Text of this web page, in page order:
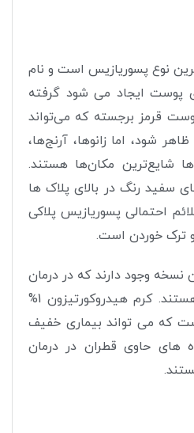
نوع پسوریازیس است و نام
پوست ایجاد می شود گرفته
قرمز برجسته که می‌تواند
شود، اما زانوها، آرنج‌ها،
شایع‌ترین مکان‌ها هستند.
سفید رنگ در بالای پلاک ها
احتمالی پسوریازیس پلاکی
ترک خوردن است.
نسخه وجود دارند که در درمان
پسوریازیس پلاکی موثر هستند. کرم هیدروکورتیزون 1%
که می تواند بیماری خفیف
های حاوی قطران در درمان